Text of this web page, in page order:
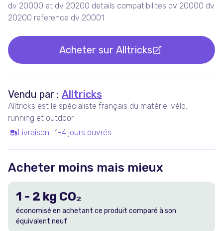
dv 20000 et dv 20200 details compatibilites dv 20000 dv
20200 reference dv 20001
Acheter sur Alltricks
Vendu par : Alltricks
Alltricks est le spécialiste français du matériel vélo,
running et outdoor.
Livraison : 1-4 jours ouvrés
Acheter moins mais mieux
1 - 2 kg CO₂
économisé en achetant ce produit comparé à son
équivalent neuf